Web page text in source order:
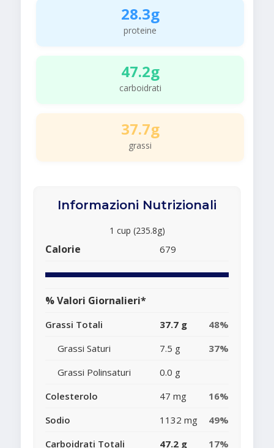
28.3g
proteine
47.2g
carboidrati
37.7g
grassi
Informazioni Nutrizionali
1 cup (235.8g)
Calorie 679
% Valori Giornalieri*
Grassi Totali 37.7 g
48%
Grassi Saturi
7.5 g
37%
Grassi Polinsaturi
0.0 g
Colesterolo
47 mg
16%
Sodio
1132 mg
49%
Carboidrati Totali
47.2 g 17%